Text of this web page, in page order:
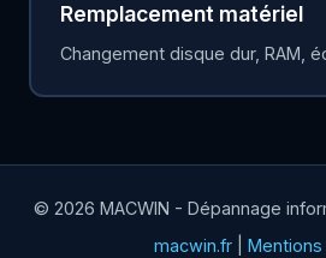
Remplacement matériel
Changement disque dur, RAM,
© 2026 MACWIN - Dépannage
macwin.fr|